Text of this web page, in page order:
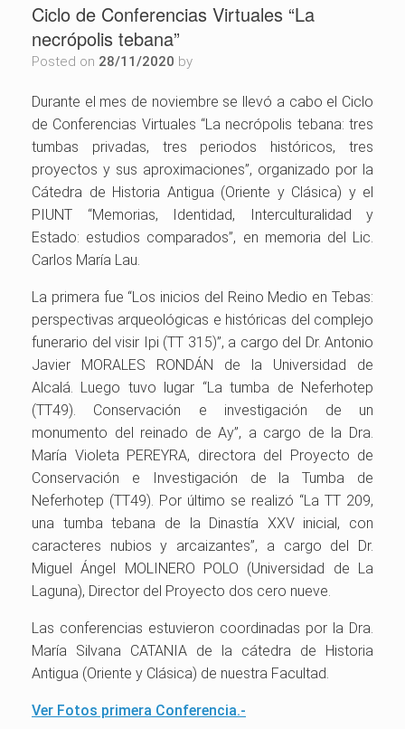
Ciclo de Conferencias Virtuales “La
necrópolis tebana”
Posted on 28/11/2020 by
Durante el mes de noviembre se llevó a cabo el Ciclo
de Conferencias Virtuales “La necrópolis tebana: tres
tumbas privadas, tres periodos históricos, tres
proyectos y sus aproximaciones”, organizado por la
Cátedra de Historia Antigua (Oriente y Clásica) y el
PIUNT “Memorias, Identidad, Interculturalidad y
Estado: estudios comparados”, en memoria del Lic.
Carlos María Lau.
La primera fue “Los inicios del Reino Medio en Tebas:
perspectivas arqueológicas e históricas del complejo
funerario del visir Ipi (TT 315)”, a cargo del Dr. Antonio
Javier MORALES RONDÁN de la Universidad de
Alcalá. Luego tuvo lugar “La tumba de Neferhotep
(TT49). Conservación e investigación de un
monumento del reinado de Ay”, a cargo de la Dra.
María Violeta PEREYRA, directora del Proyecto de
Conservación e Investigación de la Tumba de
Neferhotep (TT49). Por último se realizó “La TT 209,
una tumba tebana de la Dinastía XXV inicial, con
caracteres nubios y arcaizantes”, a cargo del Dr.
Miguel Ángel MOLINERO POLO (Universidad de La
Laguna), Director del Proyecto dos cero nueve.
Las conferencias estuvieron coordinadas por la Dra.
María Silvana CATANIA de la cátedra de Historia
Antigua (Oriente y Clásica) de nuestra Facultad.
Ver Fotos primera Conferencia.-